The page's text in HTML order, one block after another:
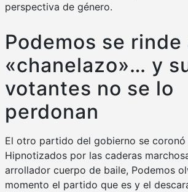
perspectiva de género.
Podemos se rinde
«chanelazo»… y
votantes no se lo
perdonan
El otro partido del gobierno se coronó
Hipnotizados por las caderas
arrollador cuerpo de baile, Podemos
momento el partido que es y el